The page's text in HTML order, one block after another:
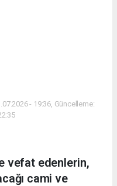
- 19:36, Güncelleme:
vefat edenlerin,
cami ve